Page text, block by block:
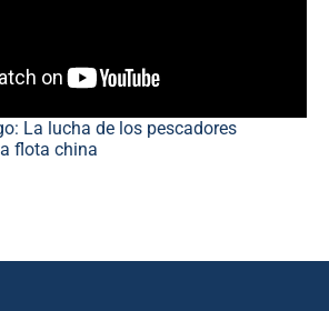
La lucha de los pescadores
flota china